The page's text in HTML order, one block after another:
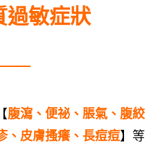
過敏症狀
腹瀉、便祕、脹氣、腹絞
、皮膚搔癢、長痘痘】等